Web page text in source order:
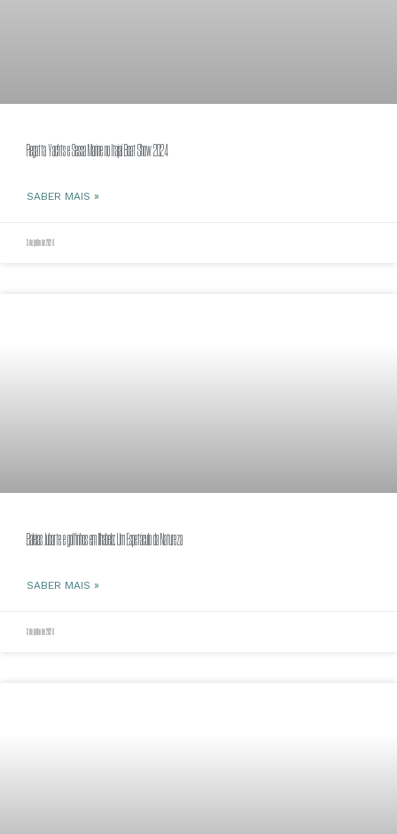
Regatta Yachts e Sessa Marine no Itajaí Boat Show 2024
SABER MAIS »
3 de julho de 2024
Baleias Jubarte e golfinhos em Ilhabela: Um Espetáculo da Natureza
SABER MAIS »
3 de julho de 2024